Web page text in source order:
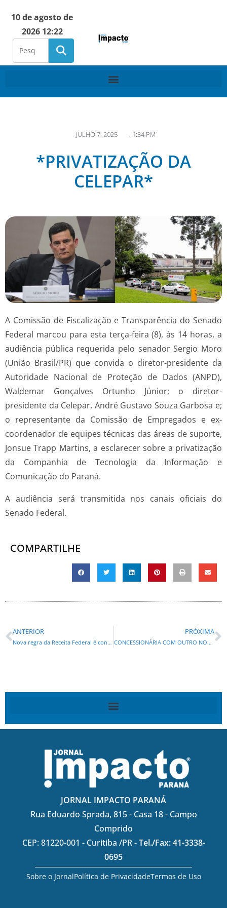
10 de agosto de
2026 12:22
JULHO 7, 2025 , 1:34 PM
*PRIVATIZAÇÃO DA
CELEPAR*
A Comissão de Fiscalização e Transparência do Senado
Federal marcou para esta terça-feira (8), às 14 horas, a
audiência pública requerida pelo senador Sergio Moro
(União Brasil/PR) que convida o diretor-presidente da
Autoridade Nacional de Proteção de Dados (ANPD),
Waldemar Gonçalves Ortunho Júnior; o diretor-
presidente da Celepar, André Gustavo Souza Garbosa e;
o representante da Comissão de Empregados e ex-
coordenador de equipes técnicas das áreas de suporte,
Jonsue Trapp Martins, a esclarecer sobre a privatização
da Companhia de Tecnologia da Informação e
Comunicação do Paraná.
A audiência será transmitida nos canais oficiais do
Senado Federal.
COMPARTILHE
ANTERIOR
Nova regra da Receita Federal é considerada retrocesso por entidades
PRÓXIMA
CONCESSIONÁRIA COM OUTRO NOME VAI FATURAR POR 30 ANOS NO PARANÁ! E O PEDAGIÔMETRO MORREU NA CASCA?
JORNAL IMPACTO PARANÁ
Rua Eduardo Sprada, 815 - Casa 18 - Campo
Comprido
CEP: 81220-001 - Curitiba /PR -Tel./Fax: 41-3338-
0695
Sobre o JornalPolítica de PrivacidadeTermos de Uso